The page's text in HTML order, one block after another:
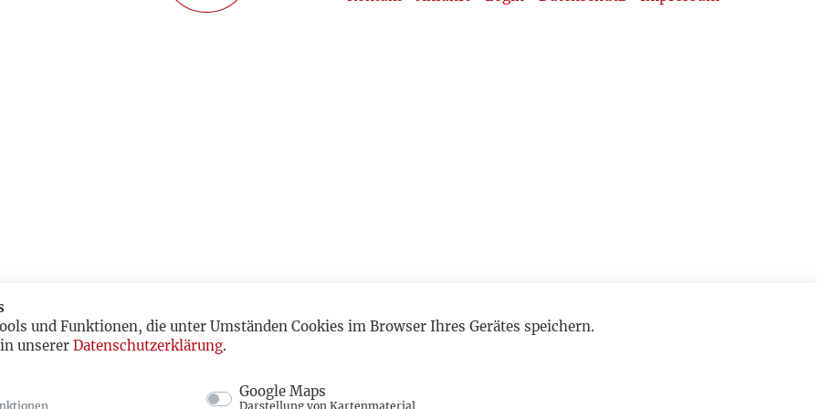
und Funktionen, die unter Umständen Cookies im Browser Ihres Gerätes speichern.
unserer Datenschutzerklärung.
Google Maps
Darstellung von Kartenmaterial